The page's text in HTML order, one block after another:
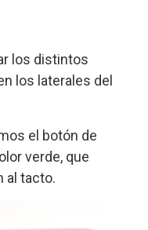
los distintos
los laterales del
el botón de
verde, que
al tacto.